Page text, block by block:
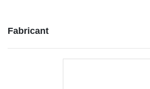
Fabricant